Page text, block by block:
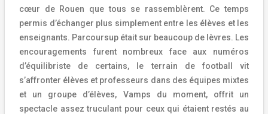
cœur de Rouen que tous se rassemblèrent. Ce temps
permis d’échanger plus simplement entre les élèves et les
enseignants. Parcoursup était sur beaucoup de lèvres. Les
encouragements furent nombreux face aux numéros
d’équilibriste de certains, le terrain de football vit
s’affronter élèves et professeurs dans des équipes mixtes
et un groupe d’élèves, Vamps du moment, offrit un
spectacle assez truculant pour ceux qui étaient restés au